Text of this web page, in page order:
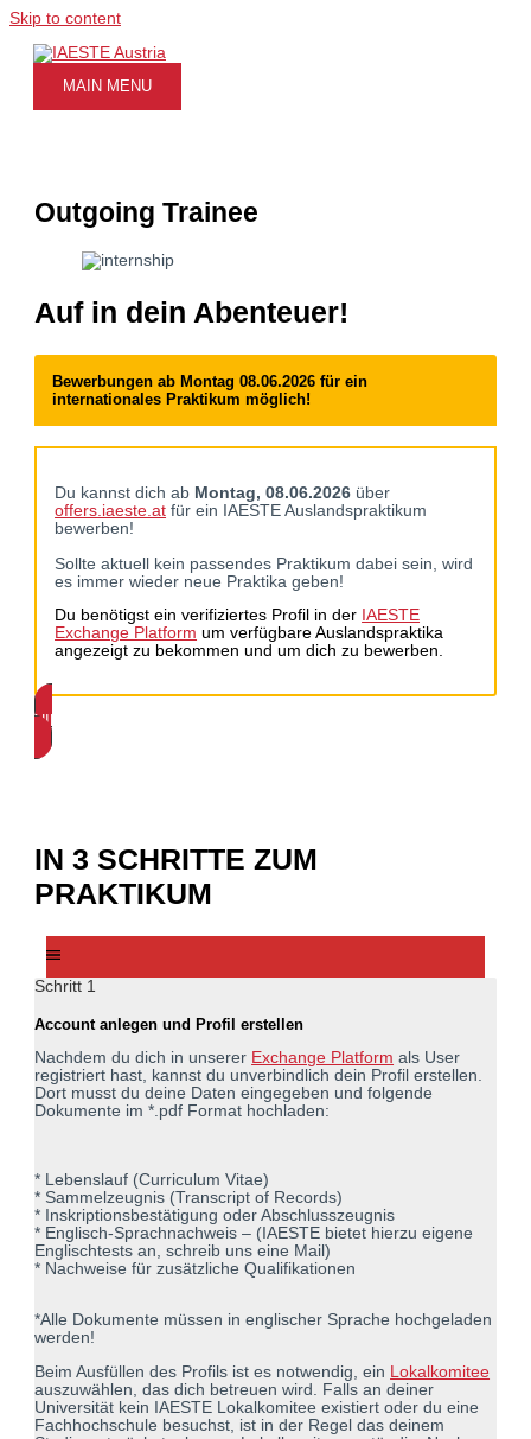
Skip to content
MAIN MENU
Outgoing Trainee
Auf in dein Abenteuer!
Bewerbungen ab Montag 08.06.2026 für ein
internationales Praktikum möglich!
Du kannst dich ab Montag, 08.06.2026 über
offers.iaeste.at für ein IAESTE Auslandspraktikum
bewerben!
Sollte aktuell kein passendes Praktikum dabei sein, wird
es immer wieder neue Praktika geben!
Du benötigst ein verifiziertes Profil in der IAESTE
Exchange Platform um verfügbare Auslandspraktika
angezeigt zu bekommen und um dich zu bewerben.
HIER BEWERBEN (NACH ERSTELLTEM PROFIL)
IN3 SCHRITTE ZUM
PRAKTIKUM
Schritt 1
Account anlegen und Profil erstellen
Nachdem du dich in unserer Exchange Platform als User
registriert hast, kannst du unverbindlich dein Profil erstellen.
Dort musst du deine Daten eingegeben und folgende
Dokumente im *.pdf Format hochladen:
* Lebenslauf (Curriculum Vitae)
* Sammelzeugnis (Transcript of Records)
* Inskriptionsbestätigung oder Abschlusszeugnis
* Englisch-Sprachnachweis – (IAESTE bietet hierzu eigene
Englischtests an, schreib uns eine Mail)
* Nachweise für zusätzliche Qualifikationen
*Alle Dokumente müssen in englischer Sprache hochgeladen
werden!
Beim Ausfüllen des Profils ist es notwendig, ein
Lokalkomitee
auszuwählen, das dich betreuen wird. Falls an deiner
Universität kein IAESTE Lokalkomitee existiert oder du eine
Fachhochschule besuchst, ist in der Regel das deinem